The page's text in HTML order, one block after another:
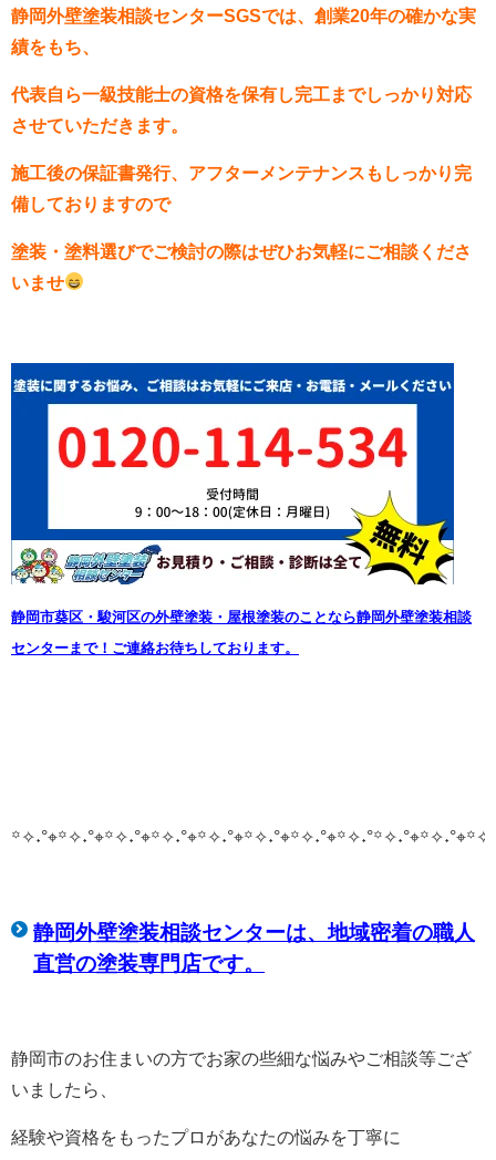
静岡外壁塗装相談センターSGSでは、創業20年の確かな実
績をもち、
代表自ら一級技能士の資格を保有し完工までしっかり対応
させていただきます。
施工後の保証書発行、アフターメンテナンスもしっかり完
備しておりますので
塗装・塗料選びでご検討の際はぜひお気軽にご相談くださ
いませ
静岡市葵区・駿河区の外壁塗装・屋根塗装のことなら静岡外壁塗装相談
センターまで！ご連絡お待ちしております。
꙳✧˖°⌖꙳✧˖°⌖꙳✧˖°⌖꙳✧˖°⌖꙳✧˖°⌖꙳✧˖°⌖꙳✧˖°⌖꙳✧˖°
静岡外壁塗装相談センターは、地域密着の職人
直営の塗装専門店です。
静岡市のお住まいの方でお家の些細な悩みやご相談等ござ
いましたら、
経験や資格をもったプロがあなたの悩みを丁寧に